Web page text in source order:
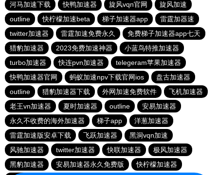
河马加速下载
快鸭加速器 旋风vqn官网
旋风加速
outline
快柠檬加速beta 梯子加速器app
雷霆加器速
twitter加速器
雷霆加速免费永久
免费梯子加速器app七天
猎豹加速器
2023免费加速神器
小蓝鸟特推加速器
turbo加速器
快连pvn加速器
telegeram苹果加速器
快鸭加速器官网
蚂蚁加速npv下载官网ios
盘古加速器
outline
猎豹加速器下载 外网加速免费软件
飞机加速器
老王vn加速器
夏时加速器 outline
安易加速器
永久不收费的海外加速器
梯子app
洋葱加速器
雷霆加速版安卓下载
飞跃加速器
黑洞vqn加速
风驰加速器
twitter加速器 快联加速器
极风加速器
黑豹加速器
安易加速器永久免费版 快柠檬加速器